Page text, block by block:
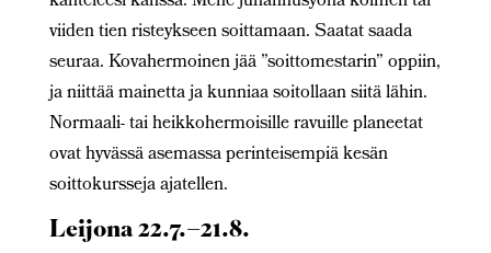
viiden tien risteykseen soittamaan. Saatat saada
seuraa. Kovahermoinen jää ”soittomestarin” oppiin,
ja niittää mainetta ja kunniaa soitollaan siitä lähin.
Normaali- tai heikkohermoisille ravuille planeetat
ovat hyvässä asemassa perinteisempiä kesän
soittokursseja ajatellen.
Leijona 22.7.–21.8.